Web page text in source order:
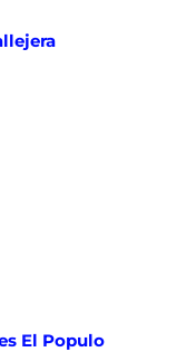
El Populo